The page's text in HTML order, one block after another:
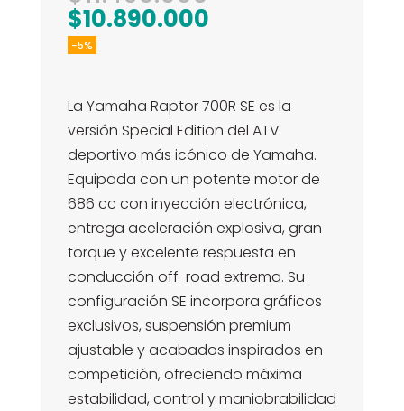
precio
$10.890.000El
$10.890.000.
-5%
La Yamaha Raptor 700R SE es la
versión Special Edition del ATV
deportivo más icónico de Yamaha.
Equipada con un potente motor de
686 cc con inyección electrónica,
entrega aceleración explosiva, gran
torque y excelente respuesta en
conducción off-road extrema. Su
configuración SE incorpora gráficos
exclusivos, suspensión premium
ajustable y acabados inspirados en
competición, ofreciendo máxima
estabilidad, control y maniobrabilidad